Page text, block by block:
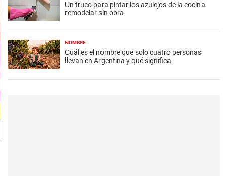
Un truco para pintar los azulejos de la cocina
remodelar sin obra
NOMBRE
Cuál es el nombre que solo cuatro personas
llevan en Argentina y qué significa